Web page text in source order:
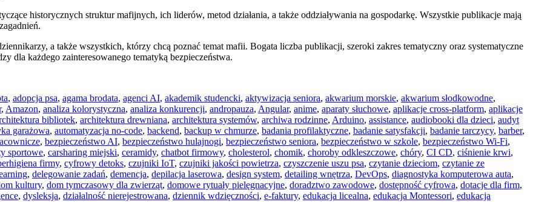
historycznych struktur mafijnych, ich liderów, metod działania, a także oddziaływania na gospodarkę. Wszystkie publikacje mają
a także wszystkich, którzy chcą poznać temat mafii. Bogata liczba publikacji, szeroki zakres tematyczny oraz systematyczne
dla każdego zainteresowanego tematyką bezpieczeństwa.
, adopcja psa, agama brodata, agenci AI, akademik studencki, aktywizacja seniora, akwarium morskie, akwarium słodkowodne,
, Amazon, analiza kolorystyczna, analiza konkurencji, andropauza, Angular, anime, aparaty słuchowe, aplikacje cross-platform, aplikacje
bibliotek, architektura drewniana, architektura systemów, archiwa rodzinne, Arduino, assistance, audiobooki dla dzieci, audyt
garażowa, automatyzacja no-code, backend, backup w chmurze, badania profilaktyczne, badanie satysfakcji, badanie tarczycy, barber,
, bezpieczeństwo AI, bezpieczeństwo hulajnogi, bezpieczeństwo seniora, bezpieczeństwo w szkole, bezpieczeństwo Wi-Fi,
sportowe, carsharing miejski, ceramidy, chatbot firmowy, cholesterol, chomik, choroby odkleszczowe, chóry, CI CD, ciśnienie krwi,
firmy, cyfrowy detoks, czujniki IoT, czujniki jakości powietrza, czyszczenie uszu psa, czytanie dzieciom, czytanie ze
, delegowanie zadań, demencja, depilacja laserowa, design system, detailing wnętrza, DevOps, diagnostyka komputerowa auta,
kultury, dom tymczasowy dla zwierząt, domowe rytuały pielęgnacyjne, doradztwo zawodowe, dostępność cyfrowa, dotacje dla firm,
, dysleksja, działalność nierejestrowana, dziennik wdzięczności, e-faktury, edukacja licealna, edukacja Montessori, edukacja